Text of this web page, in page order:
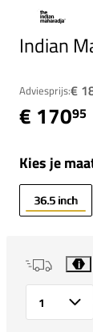
Indian
Adviesprijs:€
€ 17095
Kies je
36.5 inch
i